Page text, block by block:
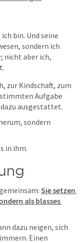
bin. Und seine
sondern ich
nicht aber ich,
zur Kindschaft, zum
Aufgabe
ausgestattet.
sondern
in ihm.
Sie setzen
als blasses
dazu neigen, sich
Einen